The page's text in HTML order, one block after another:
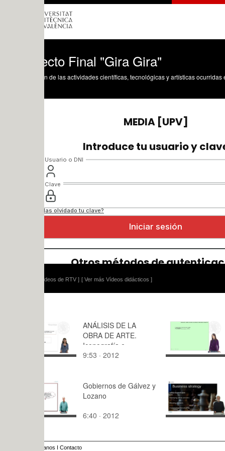
Final "Gira Gira"
de las actividades científicas, tecnológicas y artísticas ocurridas en los tres
[ Ver más Vídeos didácticos ]
ANÁLISIS DE LA
OBRA DE ARTE.
Iconografía e
Iconología
9:53 · 2012
Equilibrio
en
7:35 · 2007
Gobiernos de Gálvez y
Lozano
6:40 · 2012
Business
4:07 · 2015